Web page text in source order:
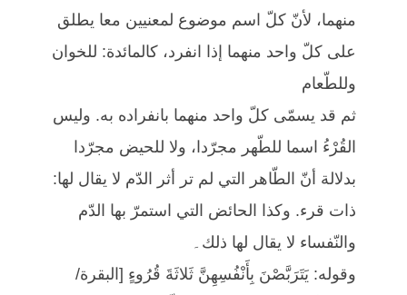
منهما، لأنّ كلّ اسم موضوع لمعنيين معا يطلق
على كلّ واحد منهما إذا انفرد، كالمائدة: للخوان
وللطّعام
ثم قد يسمّى كلّ واحد منهما بانفراده به. وليس
القُرْءُ اسما للطّهر مجرّدا، ولا للحيض مجرّدا
بدلالة أنّ الطّاهر التي لم تر أثر الدّم لا يقال لها:
ذات قرء. وكذا الحائض التي استمرّ بها الدّم
والنّفساء لا يقال لها ذلك۔
وقوله: يَتَرَبَّصْنَ بِأَنْفُسِهِنَّ ثَلاثَةَ قُرُوءٍ [البقرة/